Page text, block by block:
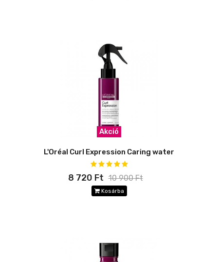
Akció
L'Oréal Curl Expression Caring water
8 720 Ft 10 900 Ft
Kosárba